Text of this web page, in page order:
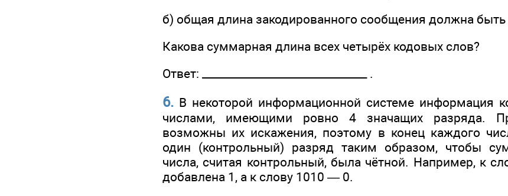
б) общая длина закодированного сообщения должна
Какова суммарная длина всех четырёх кодовых слов?
Ответ: ______________­_________________ .
6. В некоторой информационной системе информация
числами, имеющими ровно 4 значащих разряда.
возможны их искажения, поэтому в конец каждого
один (контрольный) разряд таким образом, чтобы
числа, считая контрольный, была чётной. Например, к
добавлена 1, а к слову 1010 — 0.